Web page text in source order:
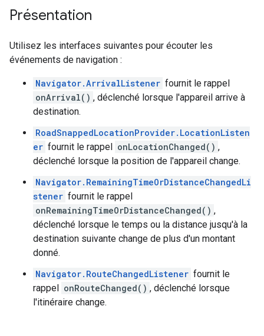
Présentation
Utilisez les interfaces suivantes pour écouter les
événements de navigation :
Navigator.ArrivalListener fournit le rappel
onArrival() , déclenché lorsque l'appareil arrive à
destination.
RoadSnappedLocationProvider.LocationListen
er fournit le rappel onLocationChanged() ,
déclenché lorsque la position de l'appareil change.
Navigator.RemainingTimeOrDistanceChangedLi
stener fournit le rappel
onRemainingTimeOrDistanceChanged() ,
déclenché lorsque le temps ou la distance jusqu'à la
destination suivante change de plus d'un montant
donné.
Navigator.RouteChangedListener fournit le
rappel onRouteChanged() , déclenché lorsque
l'itinéraire change.